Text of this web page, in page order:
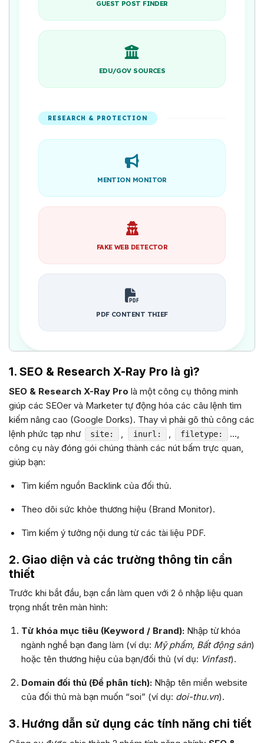
1. SEO & Research X-Ray Pro là gì?
SEO & Research X-Ray Pro là một công cụ thông minh
giúp các SEOer và Marketer tự động hóa các câu lệnh tìm
kiếm nâng cao (Google Dorks). Thay vì phải gõ thủ công các
lệnh phức tạp như
site: inurl: filetype:
…,
công cụ này đóng gói chúng thành các nút bấm trực quan,
giúp bạn:
Tìm kiếm nguồn Backlink của đối thủ.
Theo dõi sức khỏe thương hiệu (Brand Monitor).
Tìm kiếm ý tưởng nội dung từ các tài liệu PDF.
2. Giao diện và các trường thông tin cần
thiết
Trước khi bắt đầu, bạn cần làm quen với 2 ô nhập liệu quan
trọng nhất trên màn hình:
Từ khóa mục tiêu (Keyword / Brand):Nhập từ khóa
ngành nghề bạn đang làm (ví dụ: Mỹ phẩm, Bất động sản)
hoặc tên thương hiệu của bạn/đối thủ (ví dụ: Vinfast).
Domain đối thủ (Để phân tích):Nhập tên miền website
của đối thủ mà bạn muốn “soi” (ví dụ: doi-thu.vn).
3. Hướng dẫn sử dụng các tính năng chi tiết